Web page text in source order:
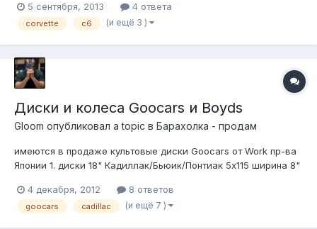
http://www.avito.ru/sankt-
peterburg/zapchasti_i_aksessuary/originalnye_diski_corvette_c6_
5 сентября, 2013 4 ответа
corvette c6 (и ещё 3 )
Диски и колеса Goocars и Boyds
Gloom опубликовал a topic в Барахолка - продам
имеются в продаже культовые диски Goocars от Work пр-ва
Японии 1. диски 18" Кадиллак/Бьюик/Понтиак 5х115 ширина 8"
(колёса) 19" ф-боди-4/блейзер и прочие 5х120.65
разноширокие зад 9" перед 8" вылет +38 (?) 275/30+245/35
4 декабря, 2012 8 ответов
goocars cadillac (и ещё 7 )